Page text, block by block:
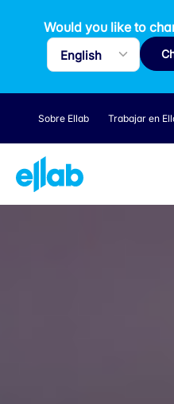
Would you like to
Sobre Ellab Trabajar en